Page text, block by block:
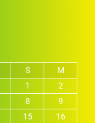
S
M
1
2
8
9
15
16